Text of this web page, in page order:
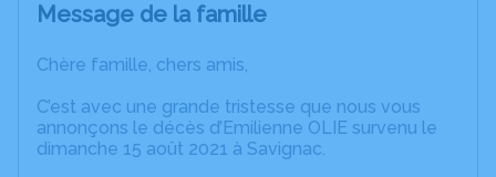
Message de la famille
Chère famille, chers amis,
C’est avec une grande tristesse que nous vous
annonçons le décès d’Emilienne OLIE survenu le
dimanche 15 août 2021 à Savignac.